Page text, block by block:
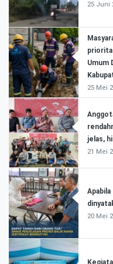
25 Juni
Umum
25 Mei
jelas,
21 Mei
20 Mei